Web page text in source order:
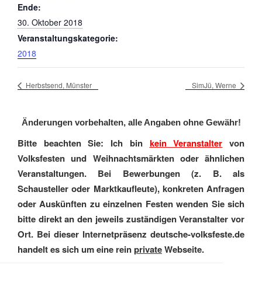
Ende:
30. Oktober 2018
Veranstaltungskategorie:
2018
Herbstsend, Münster SimJü, Werne
Änderungen vorbehalten, alle Angaben ohne Gewähr!
Bitte beachten Sie: Ich bin kein Veranstalter von
Volksfesten und Weihnachtsmärkten oder ähnlichen
Veranstaltungen. Bei Bewerbungen (z. B. als
Schausteller oder Marktkaufleute), konkreten Anfragen
oder Auskünften zu einzelnen Festen wenden Sie sich
bitte direkt an den jeweils zuständigen Veranstalter vor
Ort. Bei dieser Internetpräsenz deutsche-volksfeste.de
handelt es sich um eine reinprivateWebseite.